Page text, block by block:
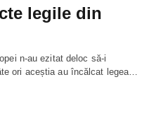
legile din
n-au ezitat deloc să-i
ori aceștia au încălcat legea…